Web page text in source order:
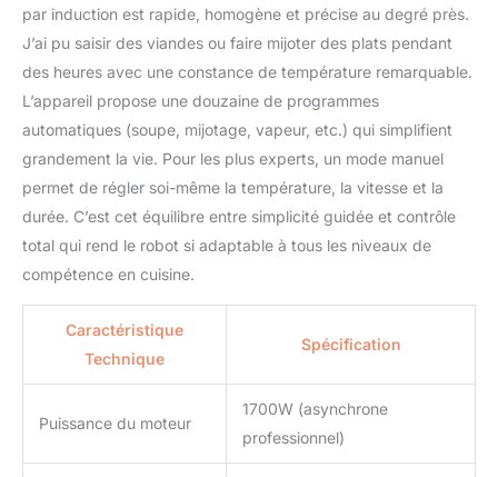
par induction est rapide, homogène et précise au degré près.
J’ai pu saisir des viandes ou faire mijoter des plats pendant
des heures avec une constance de température remarquable.
L’appareil propose une douzaine de programmes
automatiques (soupe, mijotage, vapeur, etc.) qui simplifient
grandement la vie. Pour les plus experts, un mode manuel
permet de régler soi-même la température, la vitesse et la
durée. C’est cet équilibre entre simplicité guidée et contrôle
total qui rend le robot si adaptable à tous les niveaux de
compétence en cuisine.
Caractéristique
Technique
Spécification
Puissance du moteur
1700W (asynchrone
professionnel)